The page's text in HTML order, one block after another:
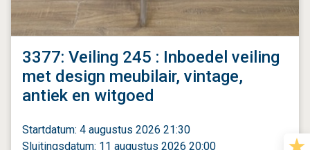
3377: Veiling 245 : Inboedel veiling
met design meubilair, vintage,
antiek en witgoed
Startdatum: 4 augustus 2026 21:30
Sluitingsdatum: 11 augustus 2026 20:00